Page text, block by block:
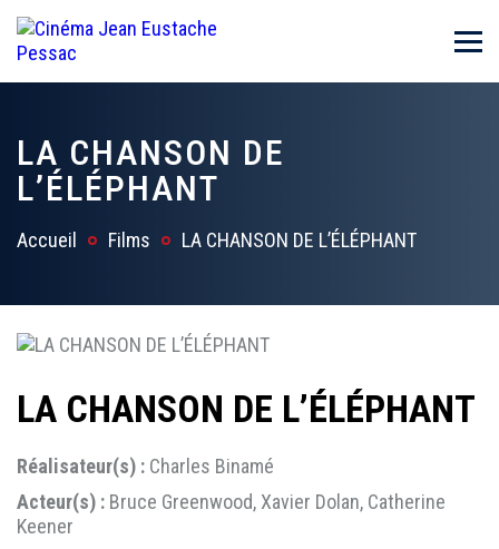
LA CHANSON DE
L’ÉLÉPHANT
Accueil Films LA CHANSON DE L’ÉLÉPHANT
LA CHANSON DE L’ÉLÉPHANT
Réalisateur(s) : Charles Binamé
Acteur(s) : Bruce Greenwood, Xavier Dolan, Catherine
Keener